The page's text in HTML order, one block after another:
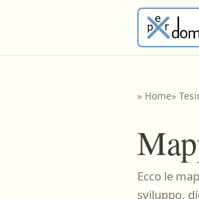
» Home»
Ecco le
sviluppo,